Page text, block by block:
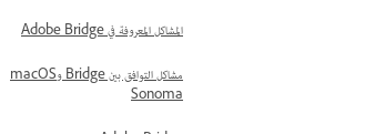
المشاكل المعروفة في Adobe Bridge
مشاكل التوافق بين Bridge وmacOS
Sonoma